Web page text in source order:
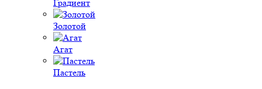
Градиент
Золотой
Агат
Пастель